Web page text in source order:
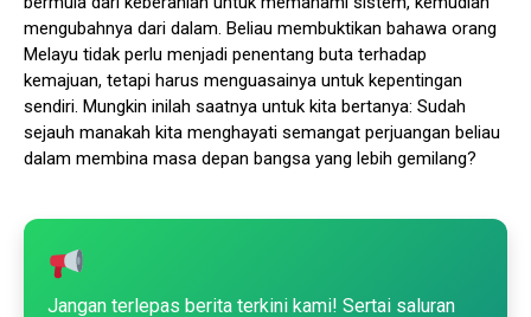
mengubahnya dari dalam. Beliau membuktikan bahawa orang
Melayu tidak perlu menjadi penentang buta terhadap
kemajuan, tetapi harus menguasainya untuk kepentingan
sendiri. Mungkin inilah saatnya untuk kita bertanya: Sudah
sejauh manakah kita menghayati semangat perjuangan beliau
dalam membina masa depan bangsa yang lebih gemilang?
Jangan terlepas berita terkini kami! Sertai saluran